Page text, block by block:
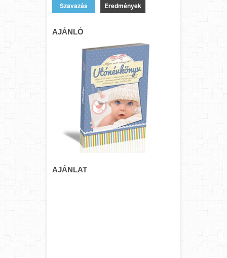
Eredmények
AJÁNLÓ
AJÁNLAT